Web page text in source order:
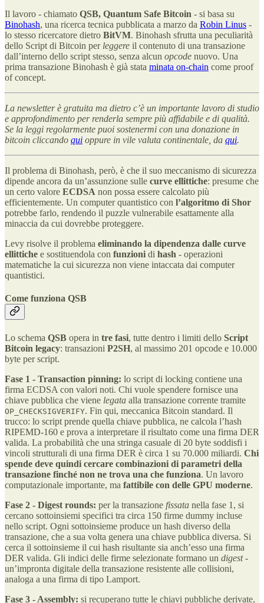
Il lavoro - chiamato QSB, Quantum Safe Bitcoin - si basa su
Binohash, una ricerca tecnica pubblicata a marzo da Robin Linus -
lo stesso ricercatore dietro BitVM. Binohash sfrutta una peculiarità
dello Script di Bitcoin per leggere il contenuto di una transazione
dall’interno dello script stesso, senza alcun opcode nuovo. Una
prima transazione Binohash è già stata minata on-chain come proof
of concept.
La newsletter è gratuita ma dietro c’è un importante lavoro di studio
e approfondimento per renderla sempre più affidabile e di qualità.
Se la leggi regolarmente puoi sostenermi con una donazione in
bitcoin cliccando qui oppure in vile valuta continentale, da qui.
Il problema di Binohash, però, è che il suo meccanismo di sicurezza
dipende ancora da un’assunzione sulle curve ellittiche: presume che
un certo valore ECDSA non possa essere calcolato più
efficientemente. Un computer quantistico con l’algoritmo di Shor
potrebbe farlo, rendendo il puzzle vulnerabile esattamente alla
minaccia da cui dovrebbe proteggere.
Levy risolve il problema eliminando la dipendenza dalle curve
ellittiche e sostituendola con funzioni di hash - operazioni
matematiche la cui sicurezza non viene intaccata dai computer
quantistici.
Come funziona QSB
Lo schema QSB opera in tre fasi, tutte dentro i limiti dello Script
Bitcoin legacy: transazioni P2SH, al massimo 201 opcode e 10.000
byte per script.
Fase 1 - Transaction pinning: lo script di locking contiene una
firma ECDSA con valori noti. Chi vuole spendere fornisce una
chiave pubblica che viene legata alla transazione corrente tramite
OP_CHECKSIGVERIFY. Fin qui, meccanica Bitcoin standard. Il
trucco: lo script prende quella chiave pubblica, ne calcola l’hash
RIPEMD-160 e prova a interpretare il risultato come una firma DER
valida. La probabilità che una stringa casuale di 20 byte soddisfi i
vincoli strutturali di una firma DER è circa 1 su 70.000 miliardi. Chi
spende deve quindi cercare combinazioni di parametri della
transazione finché non ne trova una che funziona. Un lavoro
computazionale importante, ma fattibile con delle GPU moderne.
Fase 2 - Digest rounds: per la transazione fissata nella fase 1, si
cercano sottoinsiemi specifici tra circa 150 firme dummy incluse
nello script. Ogni sottoinsieme produce un hash diverso della
transazione, che a sua volta genera una chiave pubblica diversa. Si
cerca il sottoinsieme il cui hash risultante sia anch’esso una firma
DER valida. Gli indici delle firme selezionate formano un digest-
un’impronta digitale della transazione resistente alle collisioni,
analoga a una firma di tipo Lamport.
Fase 3 - Assembly: si recuperano tutte le chiavi pubbliche derivate,